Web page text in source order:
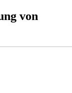
von